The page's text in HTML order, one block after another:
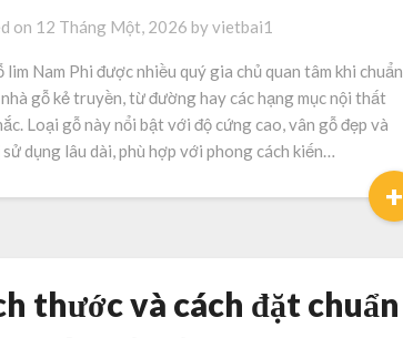
on 12 Tháng Một, 2026 byvietbai1
lim Nam Phi được nhiều quý gia chủ quan tâm khi chuẩn
gỗ kẻ truyền, từ đường hay các hạng mục nội thất
Loại gỗ này nổi bật với độ cứng cao, vân gỗ đẹp và
dụng lâu dài, phù hợp với phong cách kiến…
+
thước và cách đặt chuẩn